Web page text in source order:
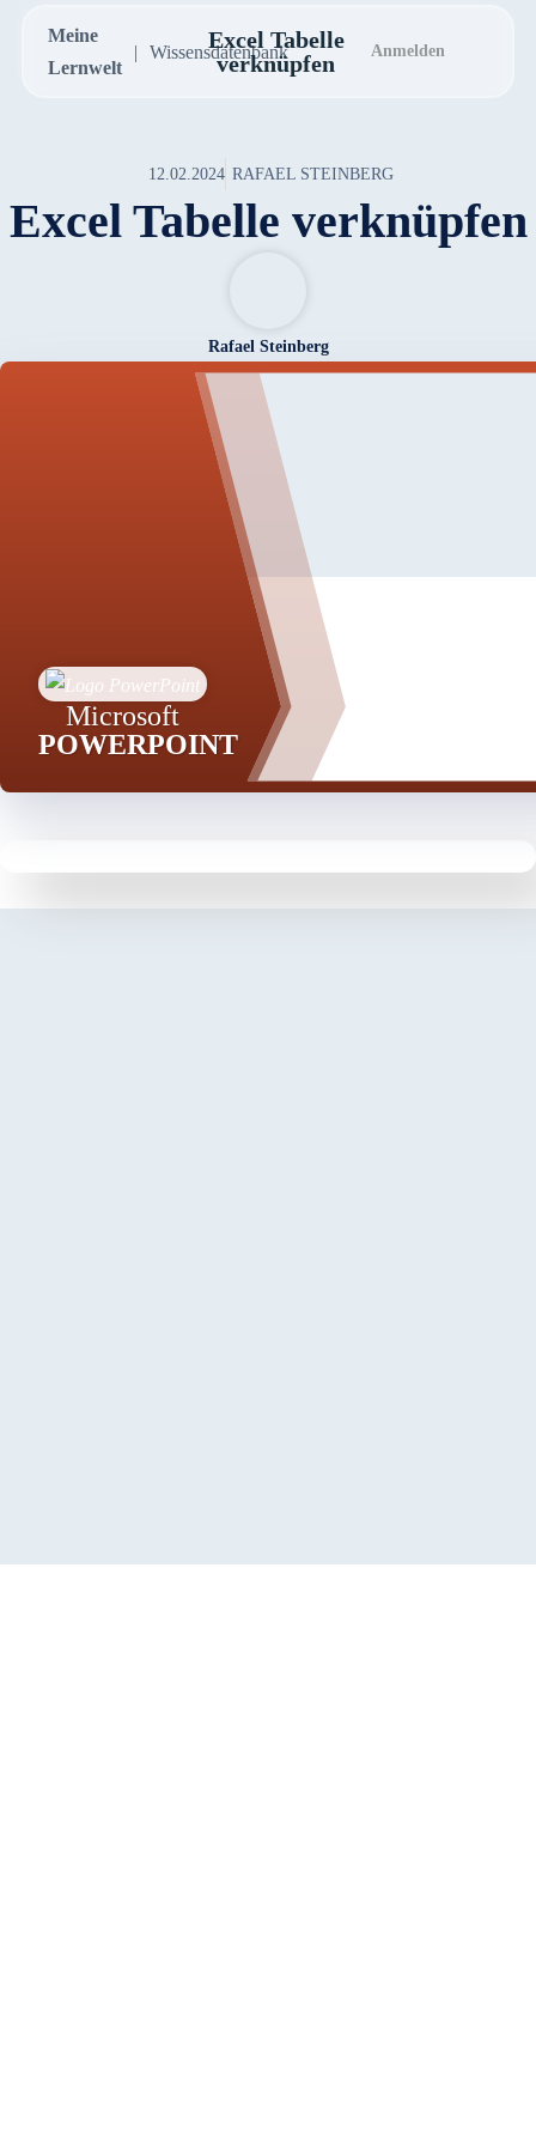
Meine
Lernwelt
Wissensdatenbank
Excel Tabelle
verknüpfen
Anmelden
12.02.2024 RAFAEL STEINBERG
Excel Tabelle verknüpfen
Rafael Steinberg
Microsoft
POWERPOINT